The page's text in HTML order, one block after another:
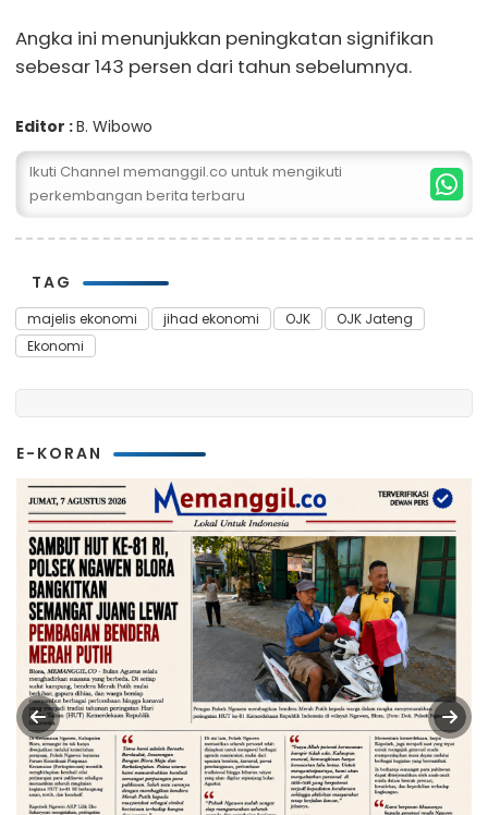
Angka ini menunjukkan peningkatan signifikan
sebesar 143 persen dari tahun sebelumnya.
Editor :B. Wibowo
Ikuti Channel memanggil.co untuk mengikuti
perkembangan berita terbaru
TAG
majelis ekonomi jihad ekonomi OJK
OJK Jateng
Ekonomi
E-KORAN